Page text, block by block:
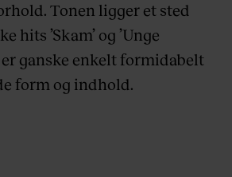
Tonen ligger et sted
hits ’Skam’ og ’Unge
er ganske enkelt formidabelt
form og indhold.